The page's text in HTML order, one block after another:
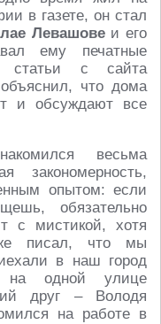
в газете, он стал
Левашовеи его
ему печатные
статьи с сайта
что дома
и обсуждают все
весьма
закономерность,
опытом: если
обязательно
с мистикой, хотя
писал, что мы
в наш город
на одной улице
друг – Володя
на работе в